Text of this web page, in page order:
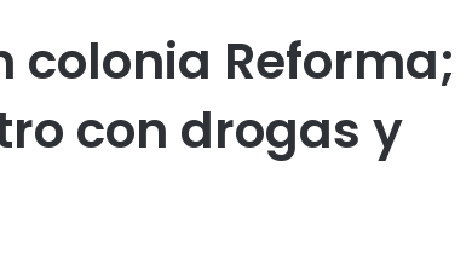
colonia Reforma;
con drogas y